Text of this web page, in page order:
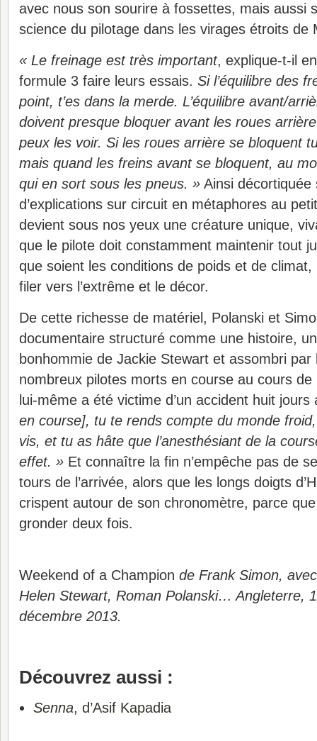
avec nous son sourire à fossettes, mais aussi
science du pilotage dans les virages étroits de
« Le freinage est très important, explique-t-il
formule 3 faire leurs essais. Si l’équilibre des
point, t’es dans la merde. L’équilibre avant/
doivent presque bloquer avant les roues
peux les voir. Si les roues arrière se bloquent
mais quand les freins avant se bloquent, au
qui en sort sous les pneus. » Ainsi décortiquée
d’explications sur circuit en métaphores au
devient sous nos yeux une créature unique,
que le pilote doit constamment maintenir tout
que soient les conditions de poids et de
filer vers l’extrême et le décor.
De cette richesse de matériel, Polanski et
documentaire structuré comme une histoire,
bonhommie de Jackie Stewart et assombri par
nombreux pilotes morts en course au cours
lui-même a été victime d’un accident huit
en course], tu te rends compte du monde
vis, et tu as hâte que l’anesthésiant de la
effet. » Et connaître la fin n’empêche pas de
tours de l’arrivée, alors que les longs doigts
crispent autour de son chronomètre, parce
gronder deux fois.
Weekend of a Champion de Frank Simon,
Helen Stewart, Roman Polanski… Angleterre,
décembre 2013.
Découvrez aussi :
Senna, d’Asif Kapadia